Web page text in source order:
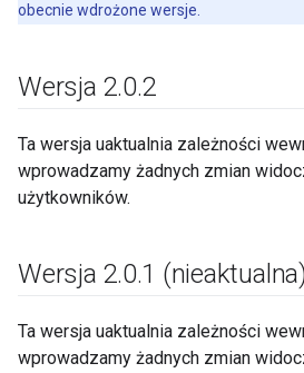
obecnie wdrożone wersje.
Wersja 2.0.2
Ta wersja uaktualnia zależności
wprowadzamy żadnych zmian
użytkowników.
Wersja 2.0.1 (nieaktualna)
Ta wersja uaktualnia zależności
wprowadzamy żadnych zmian